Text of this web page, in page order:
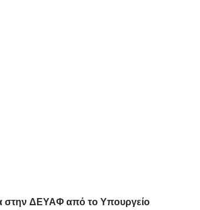
στην ΔΕΥΑΦ από το Υπουργείο